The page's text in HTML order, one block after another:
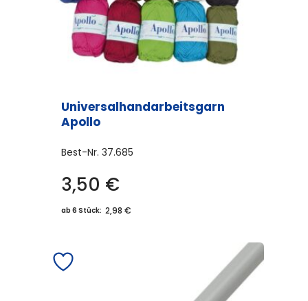
Universalhandarbeitsgarn
Apollo
Best-Nr. 37.685
3,50 €
ab 6 Stück: 2,98 €